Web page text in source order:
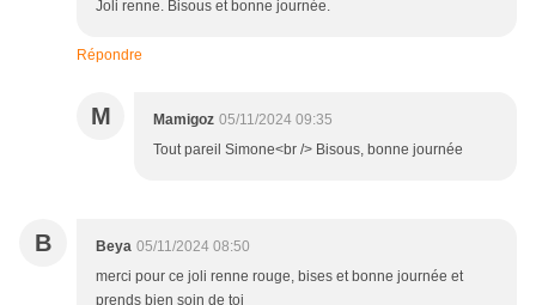
Joli renne. Bisous et bonne journée.
Répondre
M Mamigoz 05/11/2024 09:35
Tout pareil Simone<br /> Bisous, bonne journée
B Beya 05/11/2024 08:50
merci pour ce joli renne rouge, bises et bonne journée et
prends bien soin de toi